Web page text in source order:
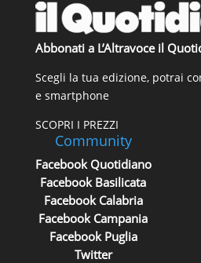
Abbonati a L’Altravoce il
Scegli la tua edizione, potrai
e smartphone
SCOPRI I PREZZI
Community
Facebook Quotidiano
Facebook Basilicata
Facebook Calabria
Facebook Campania
Facebook Puglia
Twitter